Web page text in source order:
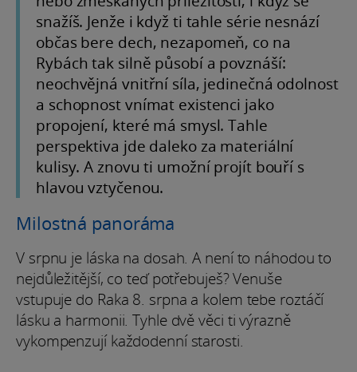
snažíš. Jenže i když ti tahle série nesnází
občas bere dech, nezapomeň, co na
Rybách tak silně působí a povznáší:
neochvějná vnitřní síla, jedinečná odolnost
a schopnost vnímat existenci jako
propojení, které má smysl. Tahle
perspektiva jde daleko za materiální
kulisy. A znovu ti umožní projít bouří s
hlavou vztyčenou.
Milostná panoráma
V srpnu je láska na dosah. A není to náhodou to
nejdůležitější, co teď potřebuješ? Venuše
vstupuje do Raka 8. srpna a kolem tebe roztáčí
lásku a harmonii. Tyhle dvě věci ti výrazně
vykompenzují každodenní starosti.